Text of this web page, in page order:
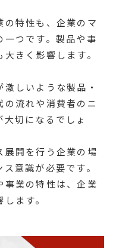
特性も、企業のマ
一つです。製品や事
きく影響します。
しいような製品・
流れや消費者のニ
切になるでしょ
展開を行う企業の場
意識が必要です。
事業の特性は、企業
ます。